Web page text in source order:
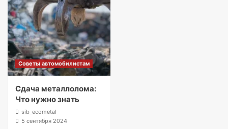
Советы автомобилистам
Сдача металлолома:
Что нужно знать
sib_ecometal
5 сентября 2024